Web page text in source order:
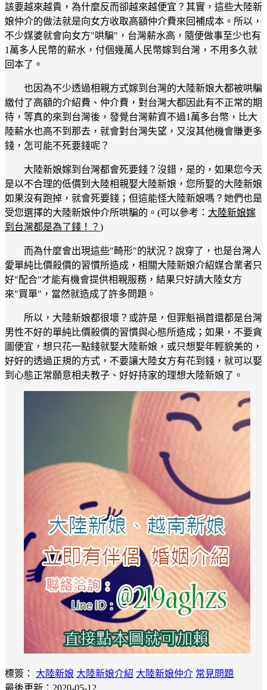
該要越來越貴，為什麼反而卻越來越便宜？其實，這些大陸新
娘仲介的做法就是向女方收取高額仲介費來回補成本。所以，
不少媒婆就會向女方"哄騙"，台灣薪水高，隨便做事至少也有
1萬多人民幣的薪水，付個幾萬人民幣嫁到台灣，不用多久就
回本了。
也因為不少透過相親方式嫁到台灣的大陸新娘大都被哄騙
繳付了高額的介紹費、仲介費，對台灣大都因此有不正常的期
待，等真的來到台灣後，發覺台灣薪資不過1萬多台幣，比大
陸薪水也高不到那去，就會對台灣失望，又沒其他機會賺更多
錢，怎可能不死要錢呢？
大陸新娘嫁到台灣都會死要錢？沒錯，是的，如果您今天
是以不合理的低價到大陸相親娶大陸新娘，您所娶的大陸新娘
如果沒有跑掉，就會死要錢；但這能怪大陸新娘嗎？她們也是
受您選擇的大陸新娘仲介所哄騙的。(可以參考： 大陸新娘嫁
到台灣都是為了錢！？ )
而為什麼會出現這些"畸形"的狀況？說穿了，也是台灣人
愛單純比價殺價的習慣所造成，相關大陸新娘介紹媒合業者只
好"配合"才能有機會提供相親服務，結果只好請大陸女方
來"買單"，當然就造成了許多問題。
所以，大陸新娘都很壞？或許是，但罪魁禍首還都是台灣
男性不好的單純比價殺價的習慣與心態所造成；如果，不要貪
圖便宜，想只花一點錢就娶大陸新娘，或只想娶年輕貌美的，
好好的透過正規的方式，不要讓大陸女方有花到錢，就可以娶
到心態正常願意相夫教子、好好持家的理想大陸新娘了。
標簽： 大陸新娘 大陸新娘介紹 大陸新娘仲介 常見問題
最後更新：2020-05-12